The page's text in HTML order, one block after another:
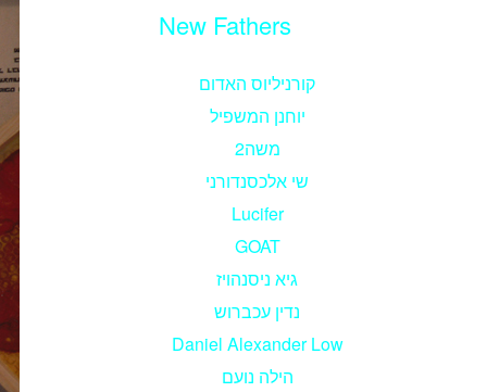
New Fathers
קורניליוס האדום
יוחנן המשפיל
משה2
שי אלכסנדורני
Lucifer
GOAT
גיא ניסנהויז
נדין עכברוש
Daniel Alexander Low
הילה נועם